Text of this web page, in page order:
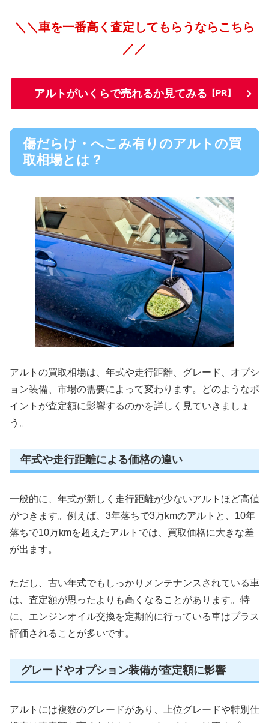
＼＼車を一番高く査定してもらうならこちら
／／
アルトがいくらで売れるか見てみる 【PR】
傷だらけ・へこみ有りのアルトの買
取相場とは？
アルトの買取相場は、年式や走行距離、グレード、オプシ
ョン装備、市場の需要によって変わります。どのようなポ
イントが査定額に影響するのかを詳しく見ていきましょ
う。
年式や走行距離による価格の違い
一般的に、年式が新しく走行距離が少ないアルトほど高値
がつきます。例えば、3年落ちで3万kmのアルトと、10年
落ちで10万kmを超えたアルトでは、買取価格に大きな差
が出ます。
ただし、古い年式でもしっかりメンテナンスされている車
は、査定額が思ったよりも高くなることがあります。特
に、エンジンオイル交換を定期的に行っている車はプラス
評価されることが多いです。
グレードやオプション装備が査定額に影響
アルトには複数のグレードがあり、上位グレードや特別仕